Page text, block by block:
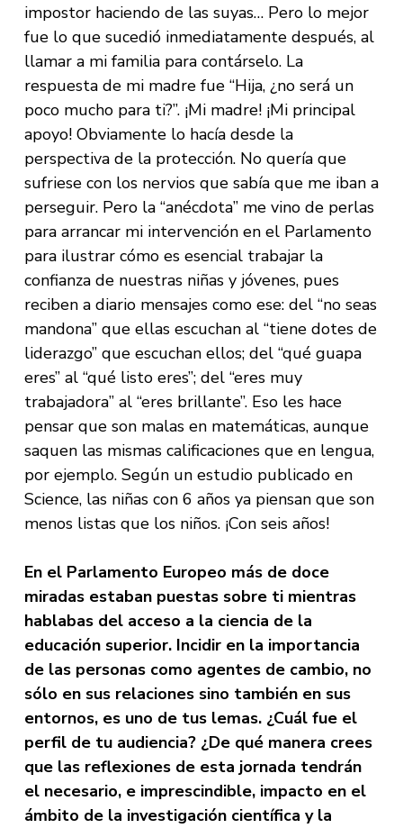
impostor haciendo de las suyas… Pero lo mejor
fue lo que sucedió inmediatamente después, al
llamar a mi familia para contárselo. La
respuesta de mi madre fue “Hija, ¿no será un
poco mucho para ti?”. ¡Mi madre! ¡Mi principal
apoyo! Obviamente lo hacía desde la
perspectiva de la protección. No quería que
sufriese con los nervios que sabía que me iban a
perseguir. Pero la “anécdota” me vino de perlas
para arrancar mi intervención en el Parlamento
para ilustrar cómo es esencial trabajar la
confianza de nuestras niñas y jóvenes, pues
reciben a diario mensajes como ese: del “no seas
mandona” que ellas escuchan al “tiene dotes de
liderazgo” que escuchan ellos; del “qué guapa
eres” al “qué listo eres”; del “eres muy
trabajadora” al “eres brillante”. Eso les hace
pensar que son malas en matemáticas, aunque
saquen las mismas calificaciones que en lengua,
por ejemplo. Según un estudio publicado en
Science, las niñas con 6 años ya piensan que son
menos listas que los niños. ¡Con seis años!
En el Parlamento Europeo más de doce
miradas estaban puestas sobre ti mientras
hablabas del acceso a la ciencia de la
educación superior. Incidir en la importancia
de las personas como agentes de cambio, no
sólo en sus relaciones sino también en sus
entornos, es uno de tus lemas. ¿Cuál fue el
perfil de tu audiencia? ¿De qué manera crees
que las reflexiones de esta jornada tendrán
el necesario, e imprescindible, impacto en el
ámbito de la investigación científica y la